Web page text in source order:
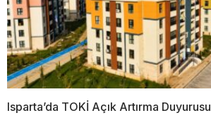
Isparta’da TOKİ Açık Artırma Duyurusu